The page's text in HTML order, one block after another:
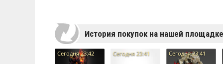
История покупок на нашей площадке
Сегодня 23:42 Сегодня 23:41 Сегодня 23:41